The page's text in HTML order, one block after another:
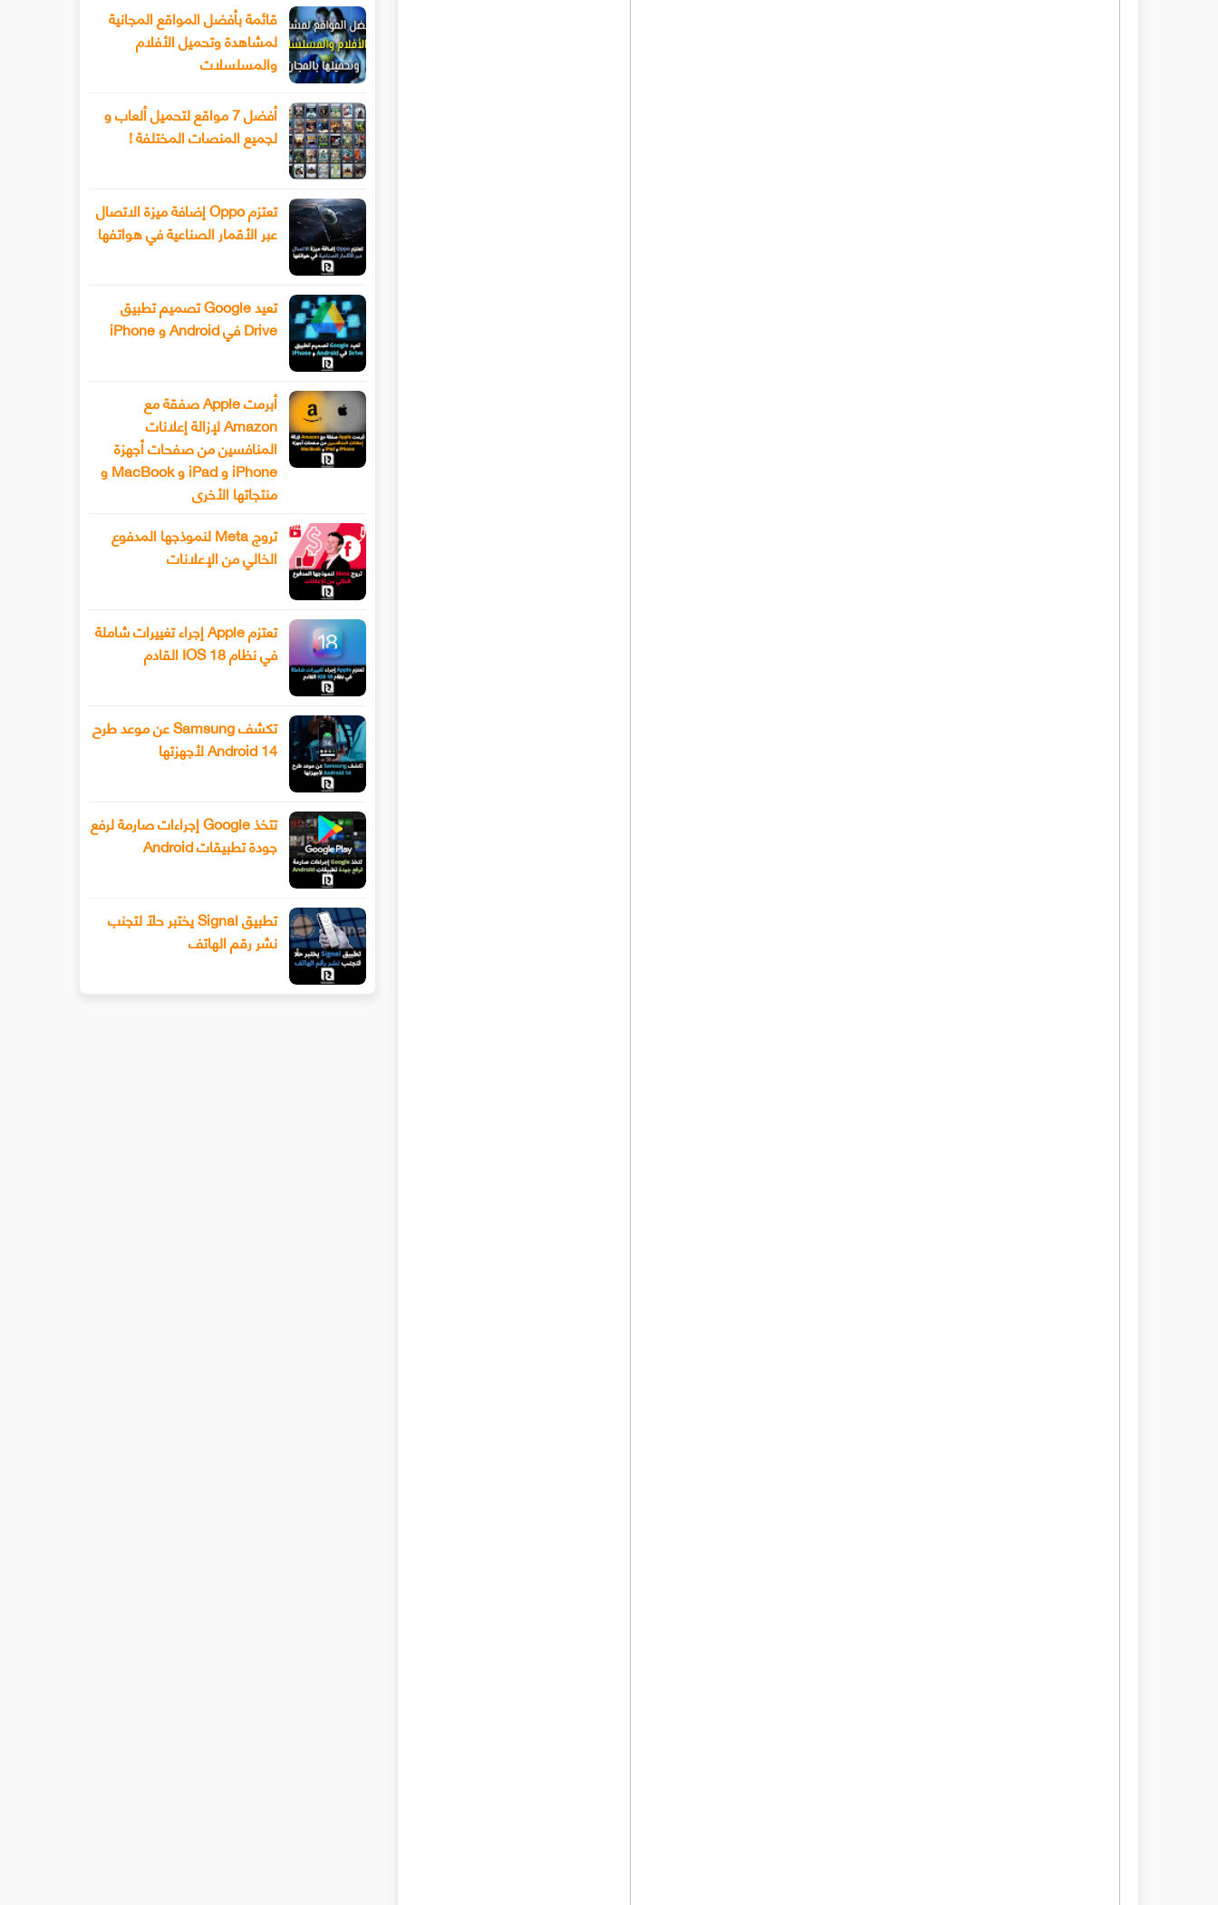
قائمة بأفضل المواقع المجانية
لمشاهدة وتحميل الأفلام
والمسلسلات
أفضل 7 مواقع لتحميل ألعاب و
لجميع المنصات المختلفة !
تعتزم Oppo إضافة ميزة الاتصال
عبر الأقمار الصناعية في هواتفها
تعيد Google تصميم تطبيق
Drive في Android و iPhone
أبرمت Apple صفقة مع
Amazon لإزالة إعلانات
المنافسين من صفحات أجهزة
iPhone و iPad و MacBook و
منتجاتها الأخرى
تروج Meta لنموذجها المدفوع
الخالي من الإعلانات
تعتزم Apple إجراء تغييرات شاملة
في نظام IOS 18 القادم
تكشف Samsung عن موعد طرح
Android 14 لأجهزتها
تتخذ Google إجراءات صارمة لرفع
جودة تطبيقات Android
تطبيق Signal يختبر حلًا لتجنب
نشر رقم الهاتف